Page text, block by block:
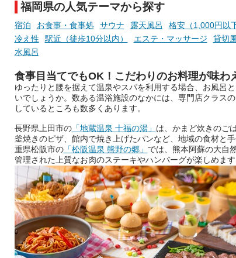
たら素敵ですよね。
ニフティ温泉の「占いベンチ」
きをプロの占い師に相談するこ
とができるサービスです。
おふろパス会員様なら、この特
別なひとときを「毎月10分無
料」でご利用いただけます。
お湯で体がほぐれたら、次は占
い師さんとお話しして、心もほ
ぐしてみませんか？
福岡県の人気テーマから探す
宿泊 お食事・食事処 サウナ 露天風呂 格安（1,000円以下
冷え性
駅近（徒歩10分以内） エステ・マッサージ 貸切
水風呂
食事目当てでもOK！こだわりのお料理が味わ
ゆったりと腰を据えて温泉やスパを利用する場合、お風呂
いでしょうか。数ある温浴施設のなかには、専門店クラス
しているところも数多くあります。
長野県上田市の「地蔵温泉 十福の湯」 は、かまど炊きのご
釜焼きのピザ、館内で焼き上げたパンなど、地域の食材と
重県松阪市の「松阪温泉 熊野の郷」 では、熊本阿蘇の大自
管理された上質なお肉のステーキやハンバーグが楽しめます